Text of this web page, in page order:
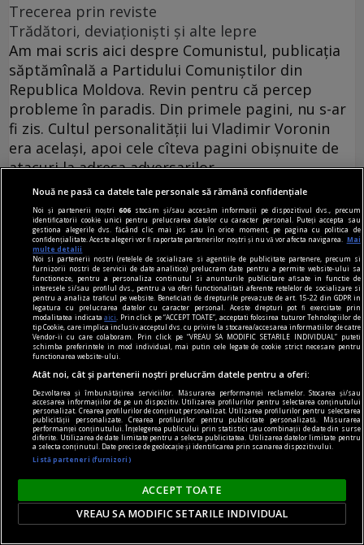
Trecerea prin reviste
Trădători, deviaţionişti şi alte lepre
Am mai scris aici despre Comunistul, publicaţia
săptămînală a Partidului Comuniştilor din
Republica Moldova. Revin pentru că percep
probleme în paradis. Din primele pagini, nu s-ar
fi zis. Cultul personalităţii lui Vladimir Voronin
era acelaşi, apoi cele cîteva pagini obişnuite de
atacuri la adresa adversarilor.
uichendist.ro
Unde-i uichendistul - cu Corina Moldovan, la schi
Am început să schiez mai mult împinsă de la
spate şi la propriu, şi la figurat. Tatăl meu,
braşovean fiind, simţea în fiecare an chemarea
muntelui şi ca atare mă căra după el pe diverse
Nouă ne pasă ca datele tale personale să rămână confidențiale
Noi și partenerii noștri606 stocăm și/sau accesăm informații pe dispozitivul dvs., precum
identificatorii cookie unici pentru prelucrarea datelor cu caracter personal. Puteți accepta sau
gestiona alegerile dvs. făcând clic mai jos sau în orice moment, pe pagina cu politica de
confidențialitate. Aceste alegeri vor fi raportate partenerilor noștri și nu vă vor afecta navigarea.
Mai
multe detalii
Noi si partenerii nostri (retelele de socializare si agentiile de publicitate partenere, precum si
furnizorii nostri de servicii de date analitice) prelucram date pentru a permite website-ului sa
functioneze, pentru a personaliza continutul si anunturile publicitare afisate in functie de
interesele si/sau profilul dvs., pentru a va oferi functionalitati aferente retelelor de socializare si
pentru a analiza traficul pe website. Beneficiati de drepturile prevazute de art. 15-22 din GDPR in
legatura cu prelucrarea datelor cu caracter personal. Aceste drepturi pot fi exercitate prin
modalitatea indicataaici
. Prin click pe “ACCEPT TOATE”, acceptati folosirea tuturor Tehnologiilor de
tip Cookie, care implica inclusiv acceptul dvs. cu privire la stocarea/accesarea informatiilor de catre
Vendor-ii cu care colaboram. Prin click pe “VREAU SA MODIFIC SETARILE INDIVIDUAL” puteti
schimba preferintele in mod individual, mai putin cele legate de cookie strict necesare pentru
functionarea website-ului.
Atât noi, cât și partenerii noștri prelucrăm datele pentru a oferi:
Dezvoltarea și îmbunătățirea serviciilor. Măsurarea performanței reclamelor. Stocarea și/sau
accesarea informațiilor de pe un dispozitiv. Utilizarea profilurilor pentru selectarea conținutului
personalizat. Crearea profilurilor de conținut personalizat. Utilizarea profilurilor pentru selectarea
publicității personalizate. Crearea profilurilor pentru publicitate personalizată. Măsurarea
performanței conținutului. Înțelegerea publicului prin statistici sau combinații de date din surse
diferite. Utilizarea de date limitate pentru a selecta publicitatea. Utilizarea datelor limitate pentru
a selecta conținutul. Date precise de geolocație și identificarea prin scanarea dispozitivului.
Listă parteneri (furnizori)
ACCEPT TOATE
VREAU SA MODIFIC SETARILE INDIVIDUAL